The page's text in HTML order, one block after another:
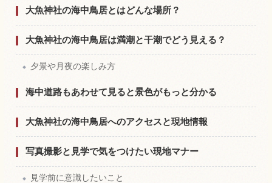
大魚神社 海中鳥居の体験を探す
大魚神社の海中鳥居とはどんな場所？
大魚神社の海中鳥居は満潮と干潮でどう見える？
夕景や月夜の楽しみ方
海中道路もあわせて見ると景色がもっと分かる
大魚神社の海中鳥居へのアクセスと現地情報
写真撮影と見学で気をつけたい現地マナー
見学前に意識したいこと